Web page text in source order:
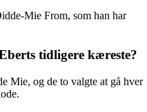
Mie From, som han har
tidligere kæreste?
Mie, og de to valgte at gå hver